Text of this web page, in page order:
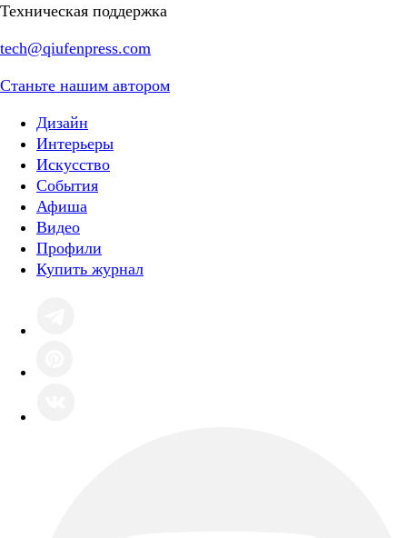
Техническая поддержка
tech@qiufenpress.com
Станьте нашим автором
Дизайн
Интерьеры
Искусство
События
Афиша
Видео
Профили
Купить журнал